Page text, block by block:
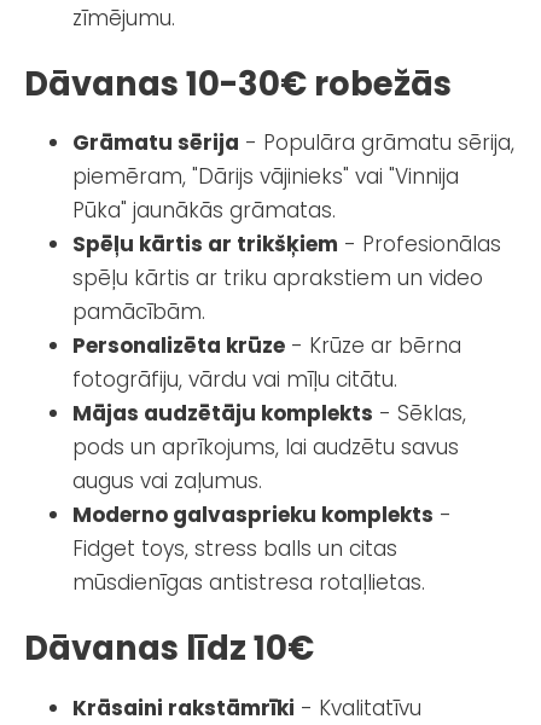
zīmējumu.
Dāvanas 10-30€ robežās
Grāmatu sērija - Populāra grāmatu sērija,
piemēram, "Dārijs vājinieks" vai "Vinnija
Pūka" jaunākās grāmatas.
Spēļu kārtis ar trikšķiem - Profesionālas
spēļu kārtis ar triku aprakstiem un video
pamācībām.
Personalizēta krūze - Krūze ar bērna
fotogrāfiju, vārdu vai mīļu citātu.
Mājas audzētāju komplekts - Sēklas,
pods un aprīkojums, lai audzētu savus
augus vai zaļumus.
Moderno galvasprieku komplekts -
Fidget toys, stress balls un citas
mūsdienīgas antistresa rotaļlietas.
Dāvanas līdz 10€
Krāsaini rakstāmrīki - Kvalitatīvu